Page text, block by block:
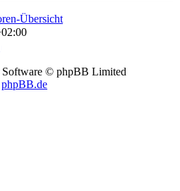
Übersicht
© phpBB Limited
phpBB.de